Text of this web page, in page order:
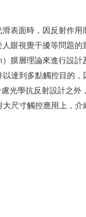
表面時，因反射作
眼視覺干擾等問題
膜層理論來進行設
達到多點觸控目的
光學抗反射設計之
尺寸觸控應用上，介